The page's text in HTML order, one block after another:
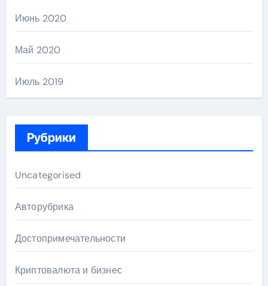
Июнь 2020
Май 2020
Июль 2019
Рубрики
Uncategorised
Авторубрика
Достопримечательности
Криптовалюта и бизнес